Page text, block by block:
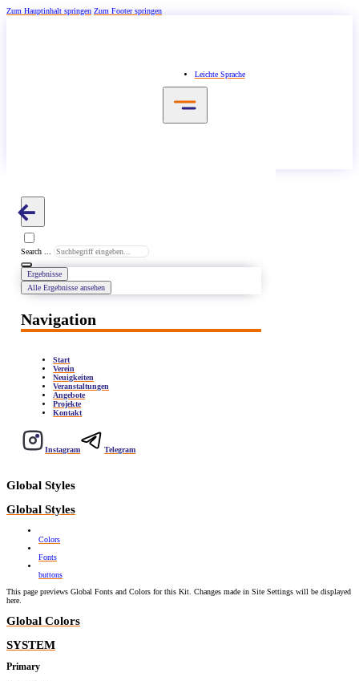
Zum Hauptinhalt springen Zum Footer springen
Leichte Sprache
Search ...
Ergebnisse
Alle Ergebnisse ansehen
Navigation
Start
Verein
Neuigkeiten
Veranstaltungen
Angebote
Projekte
Kontakt
Instagram Telegram
Global Styles
Global Styles
Colors
Fonts
buttons
This page previews Global Fonts and Colors for this Kit. Changes made in Site Settings will be displayed
here.
Global Colors
SYSTEM
Primary